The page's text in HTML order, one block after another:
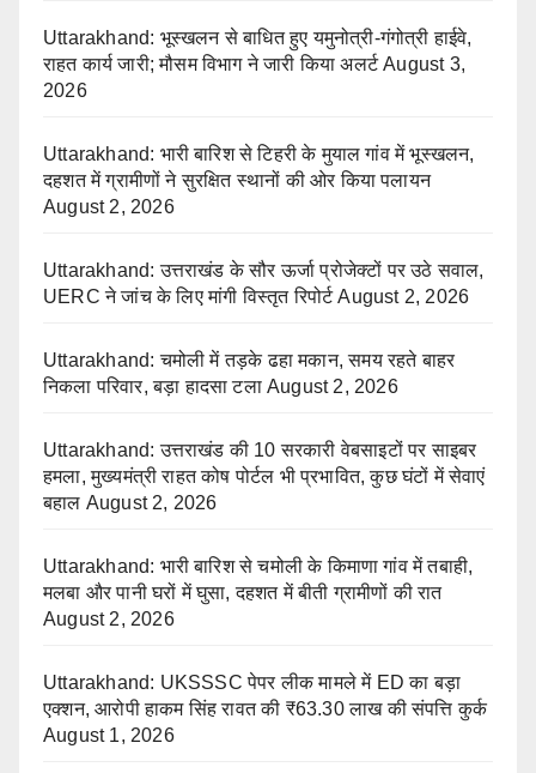
Uttarakhand: भूस्खलन से बाधित हुए यमुनोत्री-गंगोत्री हाईवे,
राहत कार्य जारी; मौसम विभाग ने जारी किया अलर्ट August 3,
2026
Uttarakhand: भारी बारिश से टिहरी के मुयाल गांव में भूस्खलन,
दहशत में ग्रामीणों ने सुरक्षित स्थानों की ओर किया पलायन
August 2, 2026
Uttarakhand: उत्तराखंड के सौर ऊर्जा प्रोजेक्टों पर उठे सवाल,
UERC ने जांच के लिए मांगी विस्तृत रिपोर्ट August 2, 2026
Uttarakhand: चमोली में तड़के ढहा मकान, समय रहते बाहर
निकला परिवार, बड़ा हादसा टला August 2, 2026
Uttarakhand: उत्तराखंड की 10 सरकारी वेबसाइटों पर साइबर
हमला, मुख्यमंत्री राहत कोष पोर्टल भी प्रभावित, कुछ घंटों में सेवाएं
बहाल August 2, 2026
Uttarakhand: भारी बारिश से चमोली के किमाणा गांव में तबाही,
मलबा और पानी घरों में घुसा, दहशत में बीती ग्रामीणों की रात
August 2, 2026
Uttarakhand: UKSSSC पेपर लीक मामले में ED का बड़ा
एक्शन, आरोपी हाकम सिंह रावत की ₹63.30 लाख की संपत्ति कुर्क
August 1, 2026